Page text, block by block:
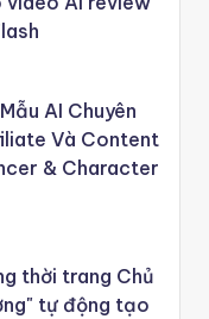
AI Chuyên
Và Content
& Character
thời trang Chủ
tự động tạo